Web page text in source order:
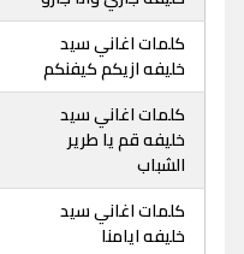
كلمات اغاني سيد
خليفه ازيكم كيفنكم
كلمات اغاني سيد
خليفه قم يا طرير
الشباب
كلمات اغاني سيد
خليفه ايامنا